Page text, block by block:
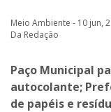
Meio Ambiente - 10 jun,
Da Redação
Paço Municipal
autocolante;
de papéis e